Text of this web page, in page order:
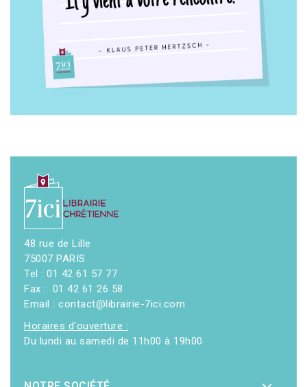
48 rue de Lille
75007 PARIS
Tel : 01 42 61 57 77
Fax : 01 42 61 26 58
Email : contact@librairie-7ici.com
Horaires d'ouverture :
Du lundi au samedi de 11h00 à 19h00